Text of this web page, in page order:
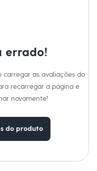
errado!
carregar as avaliações do
recarregar a página e
novamente!
do produto